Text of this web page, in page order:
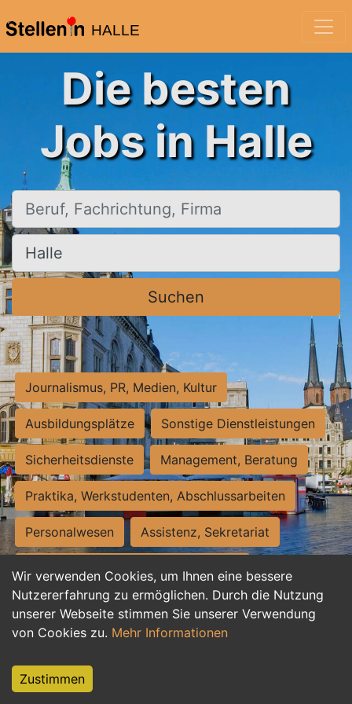
HALLE
Wir verwenden Cookies, um Ihnen eine bessere
Nutzererfahrung zu ermöglichen. Durch die Nutzung
unserer Webseite stimmen Sie unserer Verwendung
von Cookies zu. Mehr Informationen
Zustimmen
Die besten
Jobs in Halle
Beruf, Fachrichtung, Firma
Ort, Stadt
Suchen
Journalismus, PR, Medien, Kultur
Ausbildungsplätze Sonstige Dienstleistungen
Sicherheitsdienste Management, Beratung
Praktika, Werkstudenten, Abschlussarbeiten
Personalwesen Assistenz, Sekretariat
Hilfskräfte, Aushilfs- und Nebenjobs
Einkauf, Logistik, Materialwirtschaft
Weiterbildung, Studium, duale Ausbildung
Tourismus